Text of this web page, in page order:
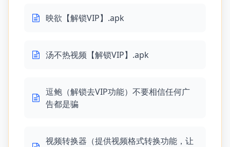
映欲【解锁VIP】.apk
汤不热视频【解锁VIP】.apk
逗鲍（解锁去VIP功能）不要相信任何广
告都是骗
视频转换器（提供视频格式转换功能，让